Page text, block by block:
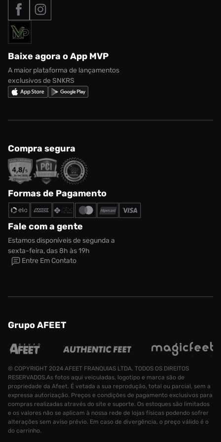
Roupas
Acessórios
Marcas
Nike Air Max
adidas Adi2000
adidas Campus
Nike Shox
Nossas lojas
Termos de uso
Política de privacidade
Regulamento CRM/ CASHBACK
Regulamento Cupom
Tipos de entrega
Formas de Pagamento
Solicite seus dados
Baixe agora o App MVP
A maior plataforma de lançamentos
exclusivos de SNKRS
Compra segura
Formas de Pagamento
Fale com a gente
Estamos disponíveis de segunda a
sexta-feira, das 8h às 19h
Entre Em Contato
Grupo AFEET
© COPYRIGHT 2024 AFEET FRANQUIAS LTDA. TODOS OS DIREITOS
RESERVADOS.As fotos aqui veiculadas, logotipo e marca são de
propriedade da Afeet. É vetada a sua reprodução, total ou parcial, sem a
expressa autorização. Preços e condições de pagamento exclusivos para
compras realizadas através do site e suporte. Os estoques são limitados
e os valores não se aplicam à nossa rede de lojas físicas podendo sofrer
alterações sem aviso prévio. Em caso de divergência, o preço válido é o
do carrinho.